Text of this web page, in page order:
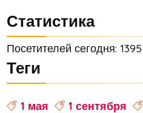
Статистика
Посетителей сегодня: 1395
Теги
1 мая 1 сентября